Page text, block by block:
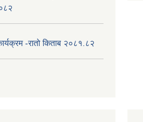
-रातो किताब २०८१.८२